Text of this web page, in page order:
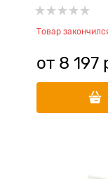
и клюквой
Товар
от 8 197